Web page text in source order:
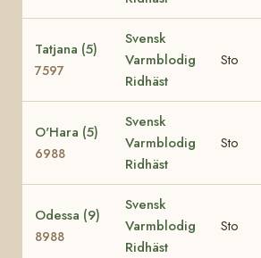
Tatjana (5)
7597
Svensk
Varmblodig
Ridhäst
Sto
O'Hara (5)
6988
Svensk
Varmblodig
Ridhäst
Sto
Odessa (9)
8988
Svensk
Varmblodig
Ridhäst
Sto